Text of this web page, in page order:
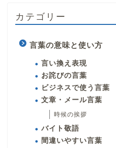
カテゴリー
言葉の意味と使い方
言い換え表現
お詫びの言葉
ビジネスで使う言葉
文章・メール言葉
時候の挨拶
バイト敬語
間違いやすい言葉